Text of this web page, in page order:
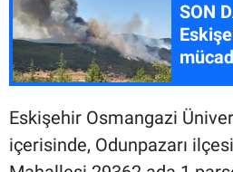
SON
sıçradı
Eskişehir Osmangazi
içerisinde, Odunpazarı